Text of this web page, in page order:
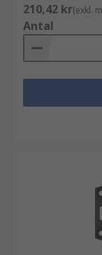
210,42 kr(exkl.
Antal